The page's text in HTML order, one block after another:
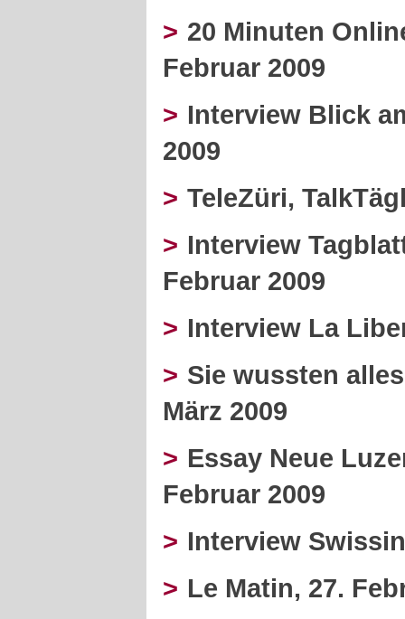
> 20 Minuten
Februar 2009
> Interview Blick
2009
> TeleZüri,
> Interview
Februar 2009
> Interview La
> Sie wussten
März 2009
> Essay Neue
Februar 2009
> Interview
> Le Matin, 27.